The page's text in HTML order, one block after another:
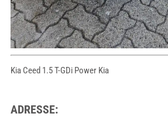
Kia Ceed 1.5 T-GDi Power Kia
ADRESSE: